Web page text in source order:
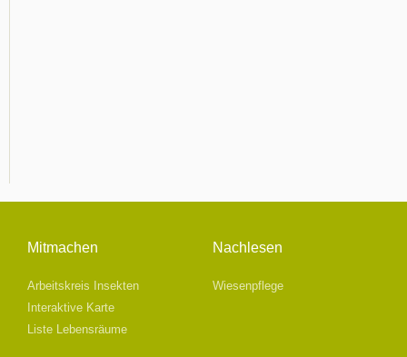
Mitmachen
Arbeitskreis Insekten
Interaktive Karte
Liste Lebensräume
Nachlesen
Wiesenpflege